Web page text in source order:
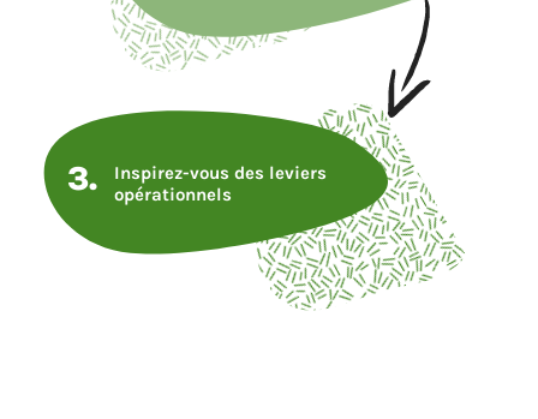
3.
Inspirez-vous des leviers
opérationnels